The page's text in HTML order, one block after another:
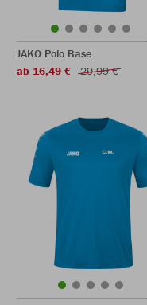
JAKO Polo Base
ab 16,49 €
29,99 €